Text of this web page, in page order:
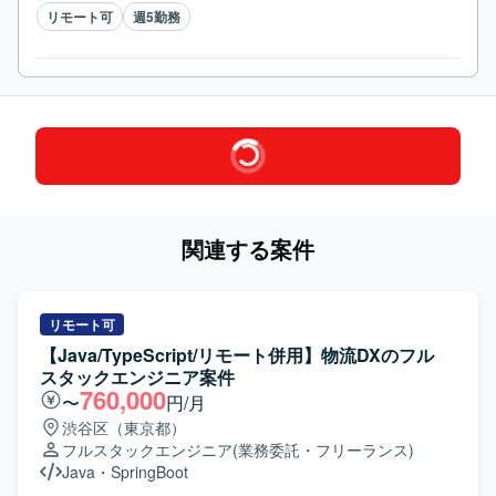
リモート可 週5勤務
関連する案件
リモート可
【Java/TypeScript/リモート併用】物流DXのフル
スタックエンジニア案件
〜760,000円/月
渋谷区（東京都）
フルスタックエンジニア(業務委託・フリーランス)
Java ・ SpringBoot